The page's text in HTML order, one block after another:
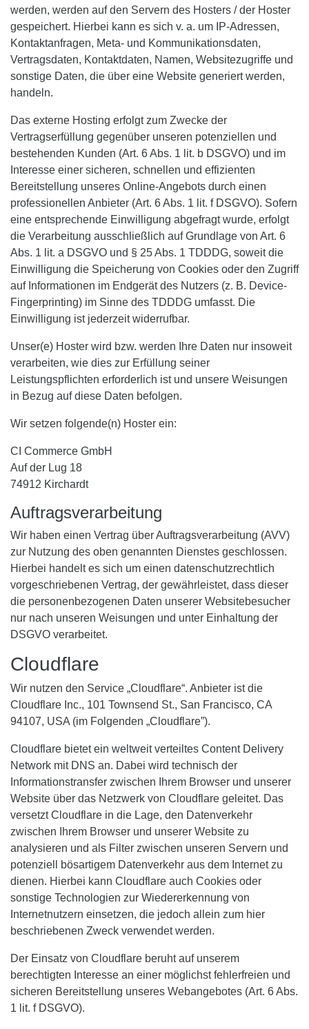
werden, werden auf den Servern des Hosters / der Hoster
gespeichert. Hierbei kann es sich v. a. um IP-Adressen,
Kontaktanfragen, Meta- und Kommunikationsdaten,
Vertragsdaten, Kontaktdaten, Namen, Websitezugriffe und
sonstige Daten, die über eine Website generiert werden,
handeln.
Das externe Hosting erfolgt zum Zwecke der
Vertragserfüllung gegenüber unseren potenziellen und
bestehenden Kunden (Art. 6 Abs. 1 lit. b DSGVO) und im
Interesse einer sicheren, schnellen und effizienten
Bereitstellung unseres Online-Angebots durch einen
professionellen Anbieter (Art. 6 Abs. 1 lit. f DSGVO). Sofern
eine entsprechende Einwilligung abgefragt wurde, erfolgt
die Verarbeitung ausschließlich auf Grundlage von Art. 6
Abs. 1 lit. a DSGVO und § 25 Abs. 1 TDDDG, soweit die
Einwilligung die Speicherung von Cookies oder den Zugriff
auf Informationen im Endgerät des Nutzers (z. B. Device-
Fingerprinting) im Sinne des TDDDG umfasst. Die
Einwilligung ist jederzeit widerrufbar.
Unser(e) Hoster wird bzw. werden Ihre Daten nur insoweit
verarbeiten, wie dies zur Erfüllung seiner
Leistungspflichten erforderlich ist und unsere Weisungen
in Bezug auf diese Daten befolgen.
Wir setzen folgende(n) Hoster ein:
CI Commerce GmbH
Auf der Lug 18
74912 Kirchardt
Auftragsverarbeitung
Wir haben einen Vertrag über Auftragsverarbeitung (AVV)
zur Nutzung des oben genannten Dienstes geschlossen.
Hierbei handelt es sich um einen datenschutzrechtlich
vorgeschriebenen Vertrag, der gewährleistet, dass dieser
die personenbezogenen Daten unserer Websitebesucher
nur nach unseren Weisungen und unter Einhaltung der
DSGVO verarbeitet.
Cloudflare
Wir nutzen den Service „Cloudflare“. Anbieter ist die
Cloudflare Inc., 101 Townsend St., San Francisco, CA
94107, USA (im Folgenden „Cloudflare”).
Cloudflare bietet ein weltweit verteiltes Content Delivery
Network mit DNS an. Dabei wird technisch der
Informationstransfer zwischen Ihrem Browser und unserer
Website über das Netzwerk von Cloudflare geleitet. Das
versetzt Cloudflare in die Lage, den Datenverkehr
zwischen Ihrem Browser und unserer Website zu
analysieren und als Filter zwischen unseren Servern und
potenziell bösartigem Datenverkehr aus dem Internet zu
dienen. Hierbei kann Cloudflare auch Cookies oder
sonstige Technologien zur Wiedererkennung von
Internetnutzern einsetzen, die jedoch allein zum hier
beschriebenen Zweck verwendet werden.
Der Einsatz von Cloudflare beruht auf unserem
berechtigten Interesse an einer möglichst fehlerfreien und
sicheren Bereitstellung unseres Webangebotes (Art. 6 Abs.
1 lit. f DSGVO).